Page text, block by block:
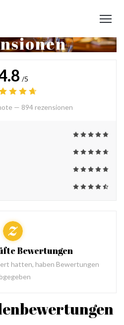
/5
— 894 rezensionen
Bewertungen
hatten, haben Bewertungen